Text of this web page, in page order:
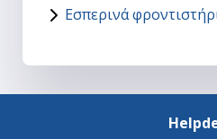
Εσπερινά